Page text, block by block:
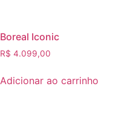
Boreal Iconic
R$ 4.099,00
Adicionar ao carrinho